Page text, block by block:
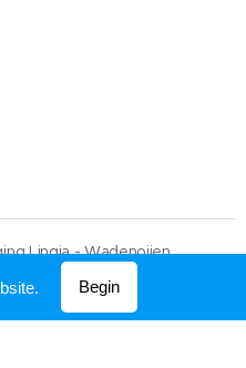
Lingia - Wadenoijen
door
Webnode
Begin